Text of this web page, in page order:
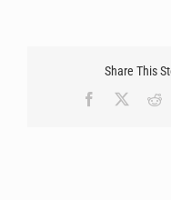
Share This
Facebook